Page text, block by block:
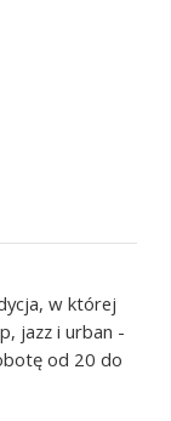
w której
jazz i urban -
od 20 do